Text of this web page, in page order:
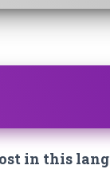
in this